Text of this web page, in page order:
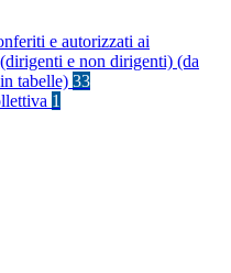
e autorizzati ai
e non dirigenti) (da
tabelle) 33
1